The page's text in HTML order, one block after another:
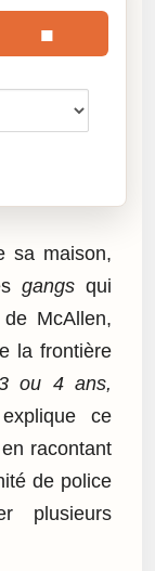
■
sa maison,
gangs qui
McAllen,
la frontière
ou 4 ans,
ce
racontant
de police
plusieurs